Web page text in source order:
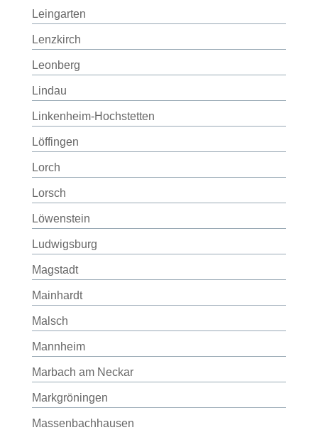
Leingarten
Lenzkirch
Leonberg
Lindau
Linkenheim-Hochstetten
Löffingen
Lorch
Lorsch
Löwenstein
Ludwigsburg
Magstadt
Mainhardt
Malsch
Mannheim
Marbach am Neckar
Markgröningen
Massenbachhausen